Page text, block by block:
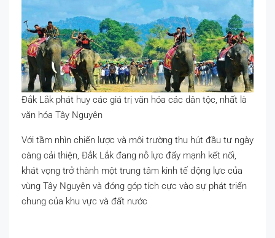
Đắk Lắk phát huy các giá trị văn hóa các dân tộc, nhất là
văn hóa Tây Nguyên
Với tầm nhìn chiến lược và môi trường thu hút đầu tư ngày
càng cải thiện, Đắk Lắk đang nỗ lực đẩy mạnh kết nối,
khát vọng trở thành một trung tâm kinh tế động lực của
vùng Tây Nguyên và đóng góp tích cực vào sự phát triển
chung của khu vực và đất nước